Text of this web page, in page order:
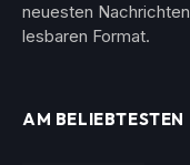
neuesten
lesbaren Format.
AM BELIEBTESTEN